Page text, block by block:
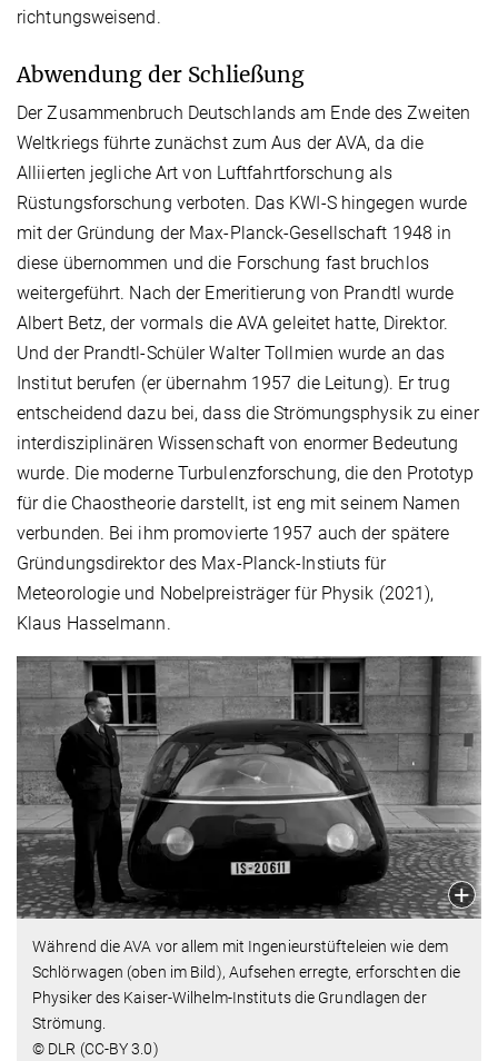
richtungsweisend.
Abwendung der Schließung
Der Zusammenbruch Deutschlands am Ende des Zweiten
Weltkriegs führte zunächst zum Aus der AVA, da die
Alliierten jegliche Art von Luftfahrtforschung als
Rüstungsforschung verboten. Das KWI-S hingegen wurde
mit der Gründung der Max-Planck-Gesellschaft 1948 in
diese übernommen und die Forschung fast bruchlos
weitergeführt. Nach der Emeritierung von Prandtl wurde
Albert Betz, der vormals die AVA geleitet hatte, Direktor.
Und der Prandtl-Schüler Walter Tollmien wurde an das
Institut berufen (er übernahm 1957 die Leitung). Er trug
entscheidend dazu bei, dass die Strömungsphysik zu einer
interdisziplinären Wissenschaft von enormer Bedeutung
wurde. Die moderne Turbulenzforschung, die den Prototyp
für die Chaostheorie darstellt, ist eng mit seinem Namen
verbunden. Bei ihm promovierte 1957 auch der spätere
Gründungsdirektor des Max-Planck-Instiuts für
Meteorologie und Nobelpreisträger für Physik (2021),
Klaus Hasselmann.
Während die AVA vor allem mit Ingenieurstüfteleien wie dem
Schlörwagen (oben im Bild), Aufsehen erregte, erforschten die
Physiker des Kaiser-Wilhelm-Instituts die Grundlagen der
Strömung.
© DLR (CC-BY 3.0)